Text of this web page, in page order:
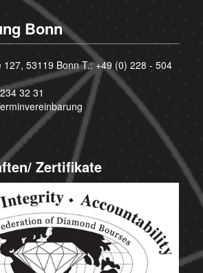
Bonn
127, 53119 Bonn T.:+49 (0) 228 - 504
32 31
Zertifikate